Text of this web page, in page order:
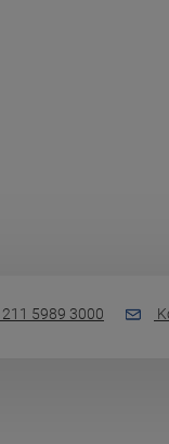
5989 3000